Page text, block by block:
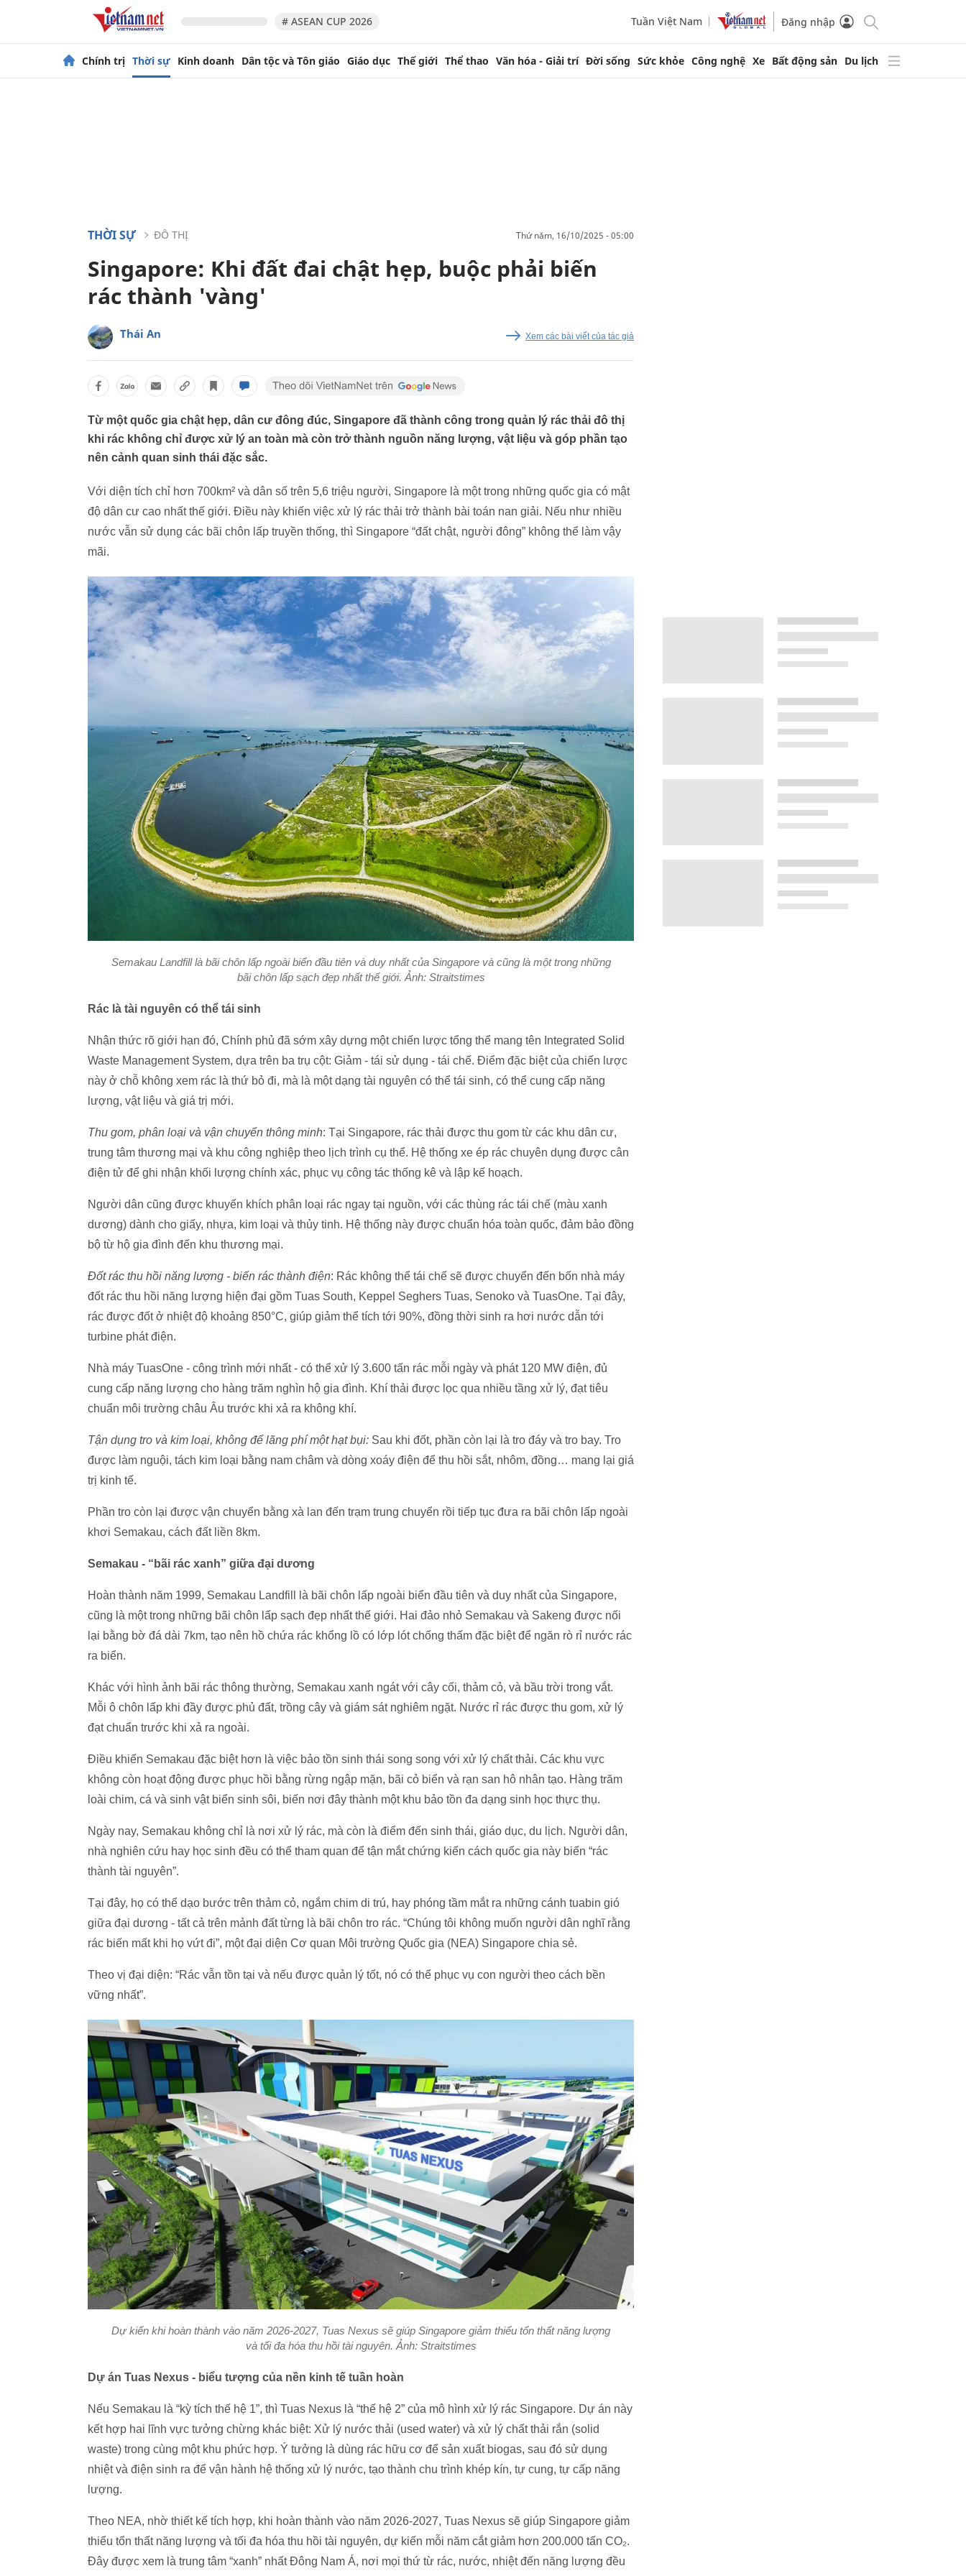
# ASEAN CUP 2026 Tuần Việt Nam Đăng nhập
Chính trị Thời sự Kinh doanh Dân tộc và Tôn giáo Giáo dục Thế giới Thể thao Văn hóa - Giải trí Đời sống Sức khỏe Công nghệ Xe Bất động sản Du lịch
THỜI SỰ ĐÔ THỊ thứ năm, 16/10/2025 - 05:00
Singapore: Khi đất đai chật hẹp, buộc phải biến
rác thành 'vàng'
Thái An Xem các bài viết của tác giả
Từ một quốc gia chật hẹp, dân cư đông đúc, Singapore đã thành công trong quản lý rác thải đô thị
khi rác không chỉ được xử lý an toàn mà còn trở thành nguồn năng lượng, vật liệu và góp phần tạo
nên cảnh quan sinh thái đặc sắc.
Với diện tích chỉ hơn 700km² và dân số trên 5,6 triệu người, Singapore là một trong những quốc gia có mật
độ dân cư cao nhất thế giới. Điều này khiến việc xử lý rác thải trở thành bài toán nan giải. Nếu như nhiều
nước vẫn sử dụng các bãi chôn lấp truyền thống, thì Singapore “đất chật, người đông” không thể làm vậy
mãi.
Semakau Landfill là bãi chôn lấp ngoài biển đầu tiên và duy nhất của Singapore và cũng là một trong những
bãi chôn lấp sạch đẹp nhất thế giới. Ảnh: Straitstimes
Rác là tài nguyên có thể tái sinh
Nhận thức rõ giới hạn đó, Chính phủ đã sớm xây dựng một chiến lược tổng thể mang tên Integrated Solid
Waste Management System, dựa trên ba trụ cột: Giảm - tái sử dụng - tái chế. Điểm đặc biệt của chiến lược
này ở chỗ không xem rác là thứ bỏ đi, mà là một dạng tài nguyên có thể tái sinh, có thể cung cấp năng
lượng, vật liệu và giá trị mới.
Thu gom, phân loại và vận chuyển thông minh: Tại Singapore, rác thải được thu gom từ các khu dân cư,
trung tâm thương mại và khu công nghiệp theo lịch trình cụ thể. Hệ thống xe ép rác chuyên dụng được cân
điện tử để ghi nhận khối lượng chính xác, phục vụ công tác thống kê và lập kế hoạch.
Người dân cũng được khuyến khích phân loại rác ngay tại nguồn, với các thùng rác tái chế (màu xanh
dương) dành cho giấy, nhựa, kim loại và thủy tinh. Hệ thống này được chuẩn hóa toàn quốc, đảm bảo đồng
bộ từ hộ gia đình đến khu thương mại.
Đốt rác thu hồi năng lượng - biến rác thành điện: Rác không thể tái chế sẽ được chuyển đến bốn nhà máy
đốt rác thu hồi năng lượng hiện đại gồm Tuas South, Keppel Seghers Tuas, Senoko và TuasOne. Tại đây,
rác được đốt ở nhiệt độ khoảng 850°C, giúp giảm thể tích tới 90%, đồng thời sinh ra hơi nước dẫn tới
turbine phát điện.
Nhà máy TuasOne - công trình mới nhất - có thể xử lý 3.600 tấn rác mỗi ngày và phát 120 MW điện, đủ
cung cấp năng lượng cho hàng trăm nghìn hộ gia đình. Khí thải được lọc qua nhiều tầng xử lý, đạt tiêu
chuẩn môi trường châu Âu trước khi xả ra không khí.
Tận dụng tro và kim loại, không để lãng phí một hạt bụi: Sau khi đốt, phần còn lại là tro đáy và tro bay. Tro
được làm nguội, tách kim loại bằng nam châm và dòng xoáy điện để thu hồi sắt, nhôm, đồng… mang lại giá
trị kinh tế.
Phần tro còn lại được vận chuyển bằng xà lan đến trạm trung chuyển rồi tiếp tục đưa ra bãi chôn lấp ngoài
khơi Semakau, cách đất liền 8km.
Semakau - “bãi rác xanh” giữa đại dương
Hoàn thành năm 1999, Semakau Landfill là bãi chôn lấp ngoài biển đầu tiên và duy nhất của Singapore,
cũng là một trong những bãi chôn lấp sạch đẹp nhất thế giới. Hai đảo nhỏ Semakau và Sakeng được nối
lại bằng bờ đá dài 7km, tạo nên hồ chứa rác khổng lồ có lớp lót chống thấm đặc biệt để ngăn rò rỉ nước rác
ra biển.
Khác với hình ảnh bãi rác thông thường, Semakau xanh ngát với cây cối, thảm cỏ, và bầu trời trong vắt.
Mỗi ô chôn lấp khi đầy được phủ đất, trồng cây và giám sát nghiêm ngặt. Nước rỉ rác được thu gom, xử lý
đạt chuẩn trước khi xả ra ngoài.
Điều khiến Semakau đặc biệt hơn là việc bảo tồn sinh thái song song với xử lý chất thải. Các khu vực
không còn hoạt động được phục hồi bằng rừng ngập mặn, bãi cỏ biển và rạn san hô nhân tạo. Hàng trăm
loài chim, cá và sinh vật biển sinh sôi, biến nơi đây thành một khu bảo tồn đa dạng sinh học thực thụ.
Ngày nay, Semakau không chỉ là nơi xử lý rác, mà còn là điểm đến sinh thái, giáo dục, du lịch. Người dân,
nhà nghiên cứu hay học sinh đều có thể tham quan để tận mắt chứng kiến cách quốc gia này biến “rác
thành tài nguyên”.
Tại đây, họ có thể dạo bước trên thảm cỏ, ngắm chim di trú, hay phóng tầm mắt ra những cánh tuabin gió
giữa đại dương - tất cả trên mảnh đất từng là bãi chôn tro rác. “Chúng tôi không muốn người dân nghĩ rằng
rác biến mất khi họ vứt đi”, một đại diện Cơ quan Môi trường Quốc gia (NEA) Singapore chia sẻ.
Theo vị đại diện: “Rác vẫn tồn tại và nếu được quản lý tốt, nó có thể phục vụ con người theo cách bền
vững nhất”.
Dự kiến khi hoàn thành vào năm 2026-2027, Tuas Nexus sẽ giúp Singapore giảm thiểu tổn thất năng lượng
và tối đa hóa thu hồi tài nguyên. Ảnh: Straitstimes
Dự án Tuas Nexus - biểu tượng của nền kinh tế tuần hoàn
Nếu Semakau là “kỳ tích thế hệ 1”, thì Tuas Nexus là “thế hệ 2” của mô hình xử lý rác Singapore. Dự án này
kết hợp hai lĩnh vực tưởng chừng khác biệt: Xử lý nước thải (used water) và xử lý chất thải rắn (solid
waste) trong cùng một khu phức hợp. Ý tưởng là dùng rác hữu cơ để sản xuất biogas, sau đó sử dụng
nhiệt và điện sinh ra để vận hành hệ thống xử lý nước, tạo thành chu trình khép kín, tự cung, tự cấp năng
lượng.
Theo NEA, nhờ thiết kế tích hợp, khi hoàn thành vào năm 2026-2027, Tuas Nexus sẽ giúp Singapore giảm
thiểu tổn thất năng lượng và tối đa hóa thu hồi tài nguyên, dự kiến mỗi năm cắt giảm hơn 200.000 tấn CO₂.
Đây được xem là trung tâm “xanh” nhất Đông Nam Á, nơi mọi thứ từ rác, nước, nhiệt đến năng lượng đều